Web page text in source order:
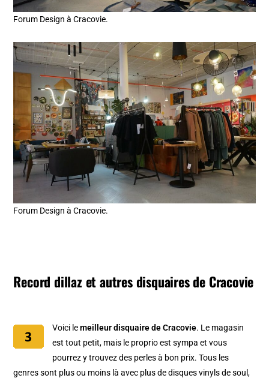
Forum Design à Cracovie.
Forum Design à Cracovie.
Record dillaz et autres disquaires de Cracovie
Voici lemeilleur disquaire de Cracovie. Le magasin
est tout petit, mais le proprio est sympa et vous
pourrez y trouvez des perles à bon prix. Tous les
genres sont plus ou moins là avec plus de disques vinyls de soul,